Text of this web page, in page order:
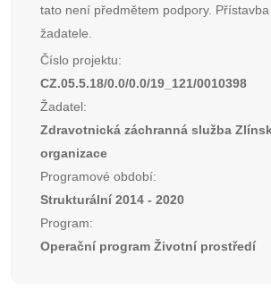
tato není předmětem podpory.
žadatele.
Číslo projektu:
CZ.05.5.18/0.0/0.0/19_121/0010398
Žadatel:
Zdravotnická záchranná služba
organizace
Programové období:
Strukturální 2014 - 2020
Program:
Operační program Životní prostředí